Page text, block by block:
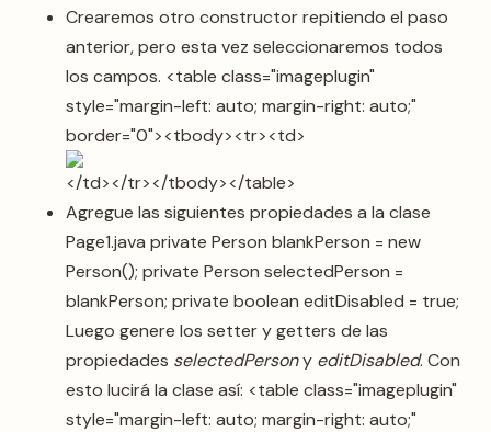
Crearemos otro constructor repitiendo el paso
anterior, pero esta vez seleccionaremos todos
los campos. <table class="imageplugin"
style="margin-left: auto; margin-right: auto;"
border="0"><tbody><tr><td>
</td></tr></tbody></table>
Agregue las siguientes propiedades a la clase
Page1.java private Person blankPerson = new
Person(); private Person selectedPerson =
blankPerson; private boolean editDisabled = true;
Luego genere los setter y getters de las
propiedades selectedPersony editDisabled. Con
esto lucirá la clase así: <table class="imageplugin"
style="margin-left: auto; margin-right: auto;"